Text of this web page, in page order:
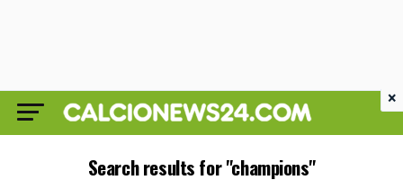
Search results for "champions"
×